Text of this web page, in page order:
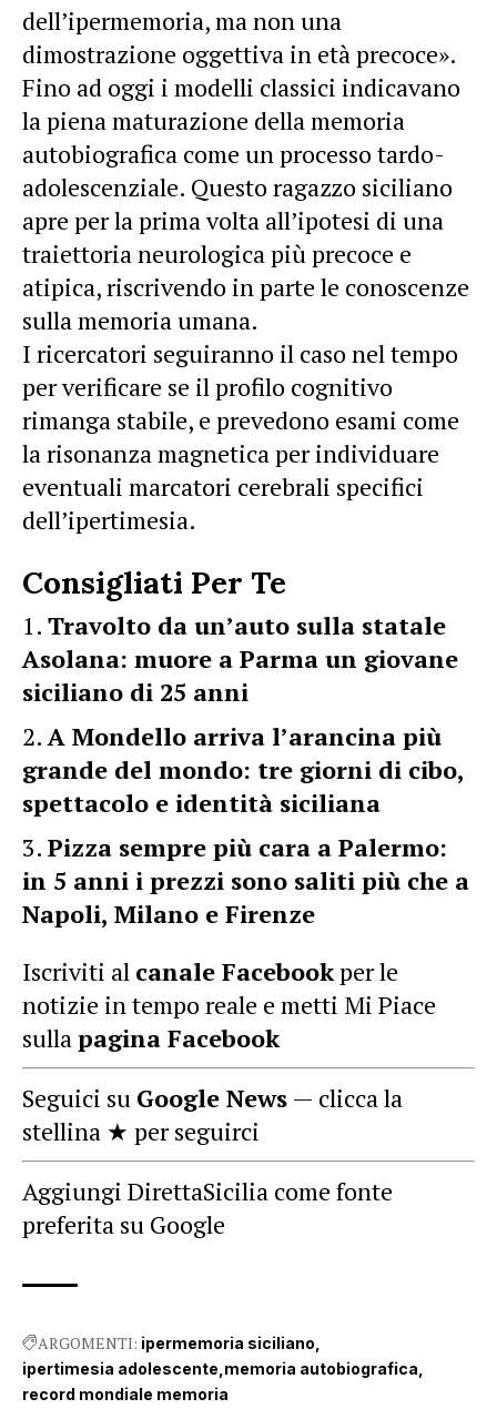
dell’ipermemoria, ma non una
dimostrazione oggettiva in età precoce».
Fino ad oggi i modelli classici indicavano
la piena maturazione della memoria
autobiografica come un processo tardo-
adolescenziale. Questo ragazzo siciliano
apre per la prima volta all’ipotesi di una
traiettoria neurologica più precoce e
atipica, riscrivendo in parte le conoscenze
sulla memoria umana.
I ricercatori seguiranno il caso nel tempo
per verificare se il profilo cognitivo
rimanga stabile, e prevedono esami come
la risonanza magnetica per individuare
eventuali marcatori cerebrali specifici
dell’ipertimesia.
Consigliati Per Te
Travolto da un’auto sulla statale
Asolana: muore a Parma un giovane
siciliano di 25 anni
A Mondello arriva l’arancina più
grande del mondo: tre giorni di cibo,
spettacolo e identità siciliana
Pizza sempre più cara a Palermo:
in 5 anni i prezzi sono saliti più che a
Napoli, Milano e Firenze
Iscriviti al canale Facebookper le
notizie in tempo reale e metti Mi Piace
sullapagina Facebook
Seguici su Google News — clicca la
stellina ★ per seguirci
Aggiungi DirettaSicilia come fonte
preferita su Google
ARGOMENTI: ipermemoria siciliano
ipertimesia adolescente memoria autobiografica
record mondiale memoria